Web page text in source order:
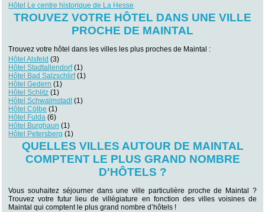
Hôtel Le centre historique de La Hesse
TROUVEZ VOTRE HÔTEL DANS UNE VILLE
PROCHE DE MAINTAL
Trouvez votre hôtel dans les villes les plus proches de Maintal :
Hôtel Alsfeld (3)
Hôtel Stadtallendorf(1)
Hôtel Bad Salzschlirf(1)
Hôtel Gedern (1)
Hôtel Schlitz (1)
Hôtel Schwalmstadt(1)
Hôtel Cölbe (1)
Hôtel Fulda (6)
Hôtel Burghaun (1)
Hôtel Petersberg (1)
QUELLES VILLES AUTOUR DE MAINTAL
COMPTENT LE PLUS GRAND NOMBRE
D'HÔTELS ?
Vous souhaitez séjourner dans une ville particulière proche de Maintal ?
Trouvez votre futur lieu de villégiature en fonction des villes voisines de
Maintal qui comptent le plus grand nombre d’hôtels !